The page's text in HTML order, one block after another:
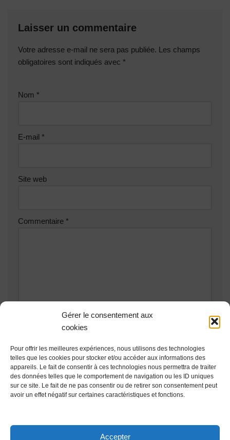
Gérer le consentement aux
cookies
Pour offrir les meilleures expériences, nous utilisons des technologies
telles que les cookies pour stocker et/ou accéder aux informations des
appareils. Le fait de consentir à ces technologies nous permettra de traiter
des données telles que le comportement de navigation ou les ID uniques
sur ce site. Le fait de ne pas consentir ou de retirer son consentement peut
avoir un effet négatif sur certaines caractéristiques et fonctions.
Accepter
Laisser un commentaire
Votre adresse e-mail ne sera pas publiée. Les champs
obligatoires sont indiqués avec *
Nom *
E-mail *
Site web
Commentaire *
Ce site utilise Akismet pour réduire les indésirables.En savoir
plus sur la façon dont les données de vos commentaires sont